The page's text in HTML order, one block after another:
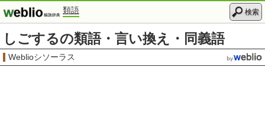
類語 検索
しごするの類語・言い換え・同義語
Weblioシソーラス